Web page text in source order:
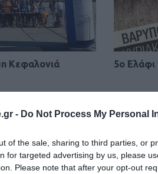
- Do Not Process My Personal
of the sale, sharing to third parties, or
for targeted advertising by us, please
Please note that after your opt-out
Κεφαλονιά 5ο